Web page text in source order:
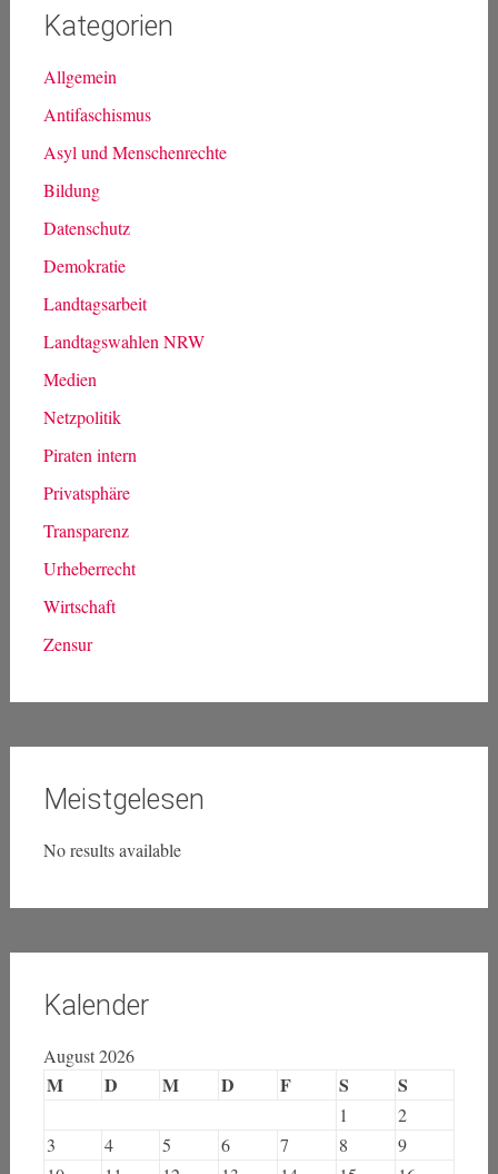
Kategorien
Allgemein
Antifaschismus
Asyl und Menschenrechte
Bildung
Datenschutz
Demokratie
Landtagsarbeit
Landtagswahlen NRW
Medien
Netzpolitik
Piraten intern
Privatsphäre
Transparenz
Urheberrecht
Wirtschaft
Zensur
Meistgelesen
No results available
Kalender
August 2026
M D M D F S S
1
2
3
4 5 6 7 8
9